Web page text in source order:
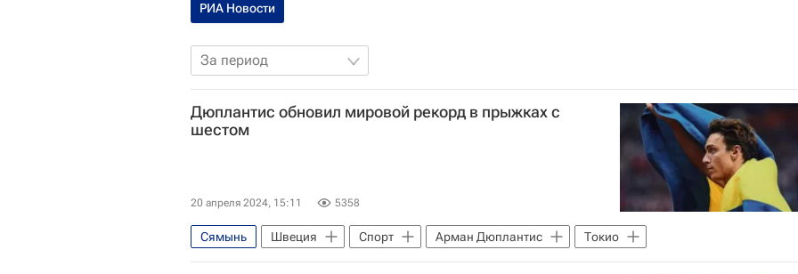
РИА Новости
За период
Дюплантис обновил мировой рекорд в прыжках с
шестом
20 апреля 2024, 15:11 5358
Сямынь Швеция Спорт Арман Дюплантис Токио